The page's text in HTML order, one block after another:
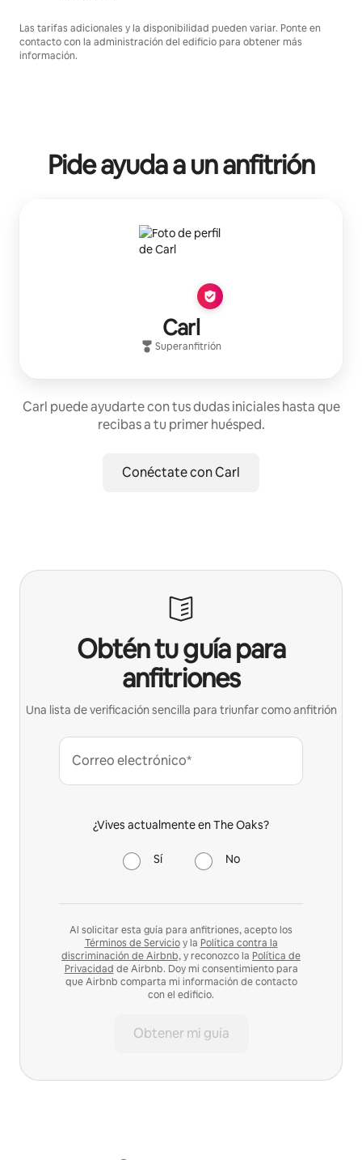
Las tarifas adicionales y la disponibilidad pueden variar. Ponte en
contacto con la administración del edificio para obtener más
información.
Pide ayuda a un anfitrión
Carl
Superanfitrión
Carl puede ayudarte con tus dudas iniciales hasta que
recibas a tu primer huésped.
Conéctate con Carl
Obtén tu guía para
anfitriones
Una lista de verificación sencilla para triunfar como anfitrión
Correo electrónico*
¿Vives actualmente en The Oaks?
Sí No
Al solicitar esta guía para anfitriones, acepto los
Términos de Servicioy la Política contra la
discriminación de Airbnb,y reconozco la Política de
Privacidad de Airbnb. Doy mi consentimiento para
que Airbnb comparta mi información de contacto
con el edificio.
Obtener mi guía